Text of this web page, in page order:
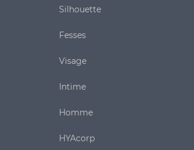
Silhouette
Fesses
Visage
Intime
Homme
HYAcorp